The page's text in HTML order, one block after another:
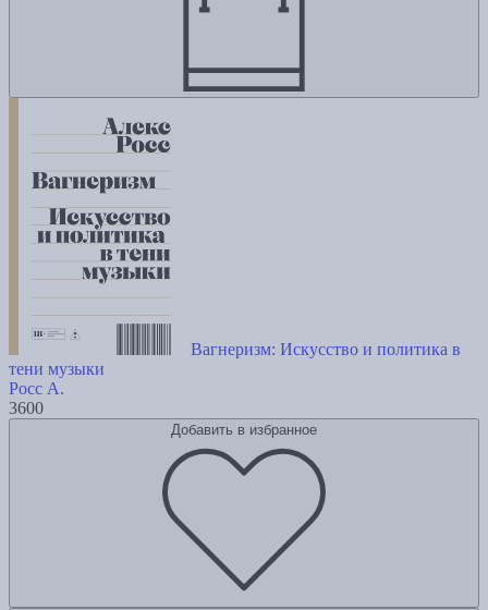
Вагнеризм: Искусство и политика в
тени музыки
Росс А.
3600
Добавить в избранное